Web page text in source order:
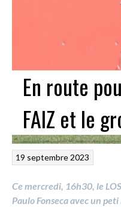
En route
FAIZ et le
19 septembre 2023
Ce mercredi, 16h30, le
Paulo Fonseca avec un